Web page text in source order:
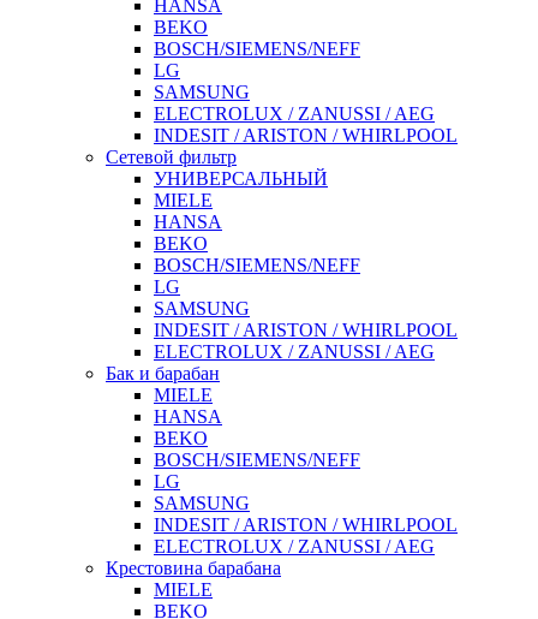
HANSA
BEKO
BOSCH/SIEMENS/NEFF
LG
SAMSUNG
ELECTROLUX / ZANUSSI / AEG
INDESIT / ARISTON / WHIRLPOOL
Сетевой фильтр
УНИВЕРСАЛЬНЫЙ
MIELE
HANSA
BEKO
BOSCH/SIEMENS/NEFF
LG
SAMSUNG
INDESIT / ARISTON / WHIRLPOOL
ELECTROLUX / ZANUSSI / AEG
Бак и барабан
MIELE
HANSA
BEKO
BOSCH/SIEMENS/NEFF
LG
SAMSUNG
INDESIT / ARISTON / WHIRLPOOL
ELECTROLUX / ZANUSSI / AEG
Крестовина барабана
MIELE
BEKO